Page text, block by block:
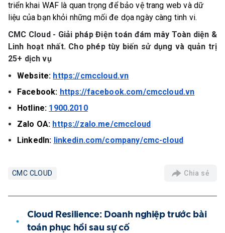
triển khai WAF là quan trọng để bảo vệ trang web và dữ
liệu của bạn khỏi những mối đe dọa ngày càng tinh vi.
CMC Cloud - Giải pháp Điện toán đám mây Toàn diện &
Linh hoạt nhất. Cho phép tùy biến sử dụng và quản trị
25+ dịch vụ
Website: https://cmccloud.vn
Facebook: https://facebook.com/cmccloud.vn
Hotline: 1900.2010
Zalo OA: https://zalo.me/cmccloud
LinkedIn: linkedin.com/company/cmc-cloud
CMC CLOUD Chia sẻ
Cloud Resilience: Doanh nghiệp trước bài
toán phục hồi sau sự cố